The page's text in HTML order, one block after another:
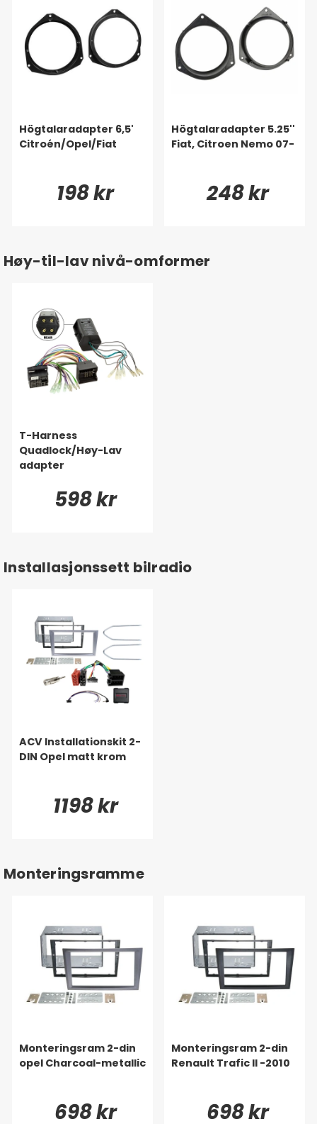
Högtalaradapter 6,5'
Citroén/Opel/Fiat
198 kr
Högtalaradapter 5.25''
Fiat, Citroen Nemo 07-
248 kr
Høy-til-lav nivå-omformer
T-Harness
Quadlock/Høy-Lav
adapter
598 kr
Installasjonssett bilradio
ACV Installationskit 2-
DIN Opel matt krom
1198 kr
Monteringsramme
Monteringsram 2-din
opel Charcoal-metallic
698 kr
Monteringsram 2-din
Renault Trafic II -2010
698 kr